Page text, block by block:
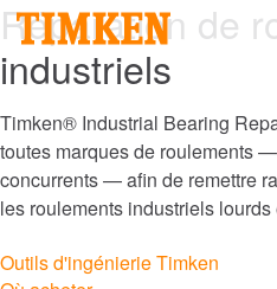
Réparation de
industriels
Timken® Industrial Bearing
toutes marques de roulements
concurrents — afin de remettre
les roulements industriels lourds
Outils d'ingénierie Timken